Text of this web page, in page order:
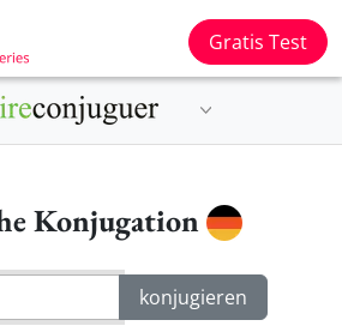
Gratis Test
Konjugation